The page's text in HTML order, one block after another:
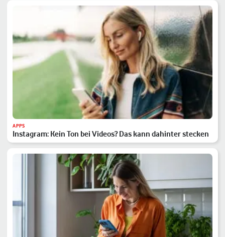
APPS
Instagram: Kein Ton bei Videos? Das kann dahinter stecken